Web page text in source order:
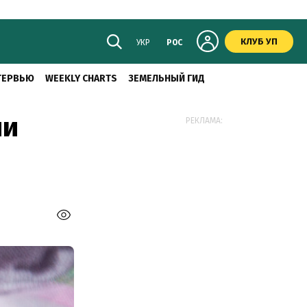
УКР РОС КЛУБ УП
WEEKLY CHARTS ЗЕМЕЛЬНЫЙ ГИД
РЕКЛАМА: